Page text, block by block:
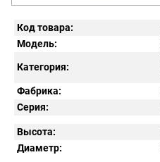
Код товара:
Модель:
Категория:
Фабрика:
Серия:
Высота:
Диаметр: